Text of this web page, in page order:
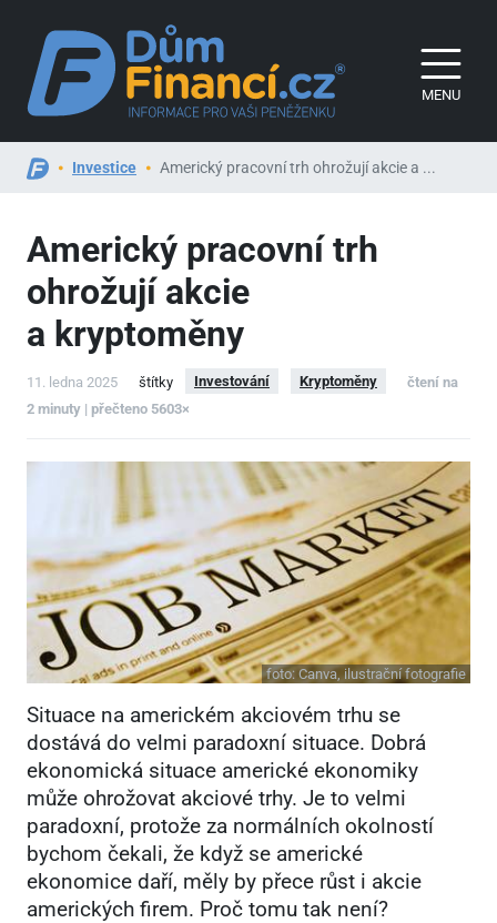
MENU
Investice Americký pracovní trh ohrožují akcie a ...
Americký pracovní trh
ohrožují akcie
a kryptoměny
11. ledna 2025 štítky Investování Kryptoměny
čtení na
2 minuty | přečteno 5603×
foto: Canva, ilustrační fotografie
Situace na americkém akciovém trhu se
dostává do velmi paradoxní situace. Dobrá
ekonomická situace americké ekonomiky
může ohrožovat akciové trhy. Je to velmi
paradoxní, protože za normálních okolností
bychom čekali, že když se americké
ekonomice daří, měly by přece růst i akcie
amerických firem. Proč tomu tak není?